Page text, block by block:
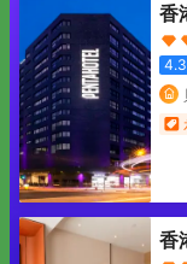
香
4.3
香